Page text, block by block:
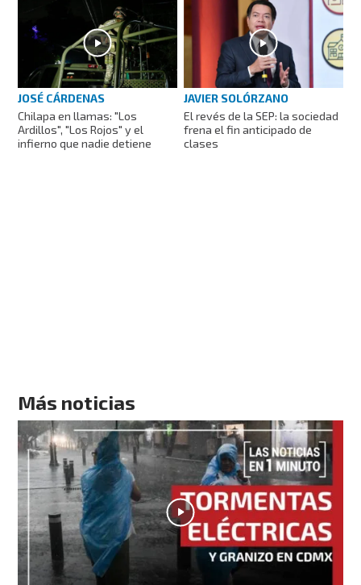
JOSÉ CÁRDENAS
Chilapa en llamas: "Los
Ardillos", "Los Rojos" y el
infierno que nadie detiene
JAVIER SOLÓRZANO
El revés de la SEP: la sociedad
frena el fin anticipado de
clases
Más noticias